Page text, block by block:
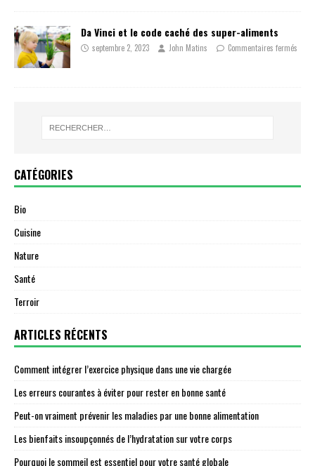
Da Vinci et le code caché des super-aliments
septembre 2, 2023 John Matins Commentaires fermés
CATÉGORIES
Bio
Cuisine
Nature
Santé
Terroir
ARTICLES RÉCENTS
Comment intégrer l’exercice physique dans une vie chargée
Les erreurs courantes à éviter pour rester en bonne santé
Peut-on vraiment prévenir les maladies par une bonne alimentation
Les bienfaits insoupçonnés de l’hydratation sur votre corps
Pourquoi le sommeil est essentiel pour votre santé globale